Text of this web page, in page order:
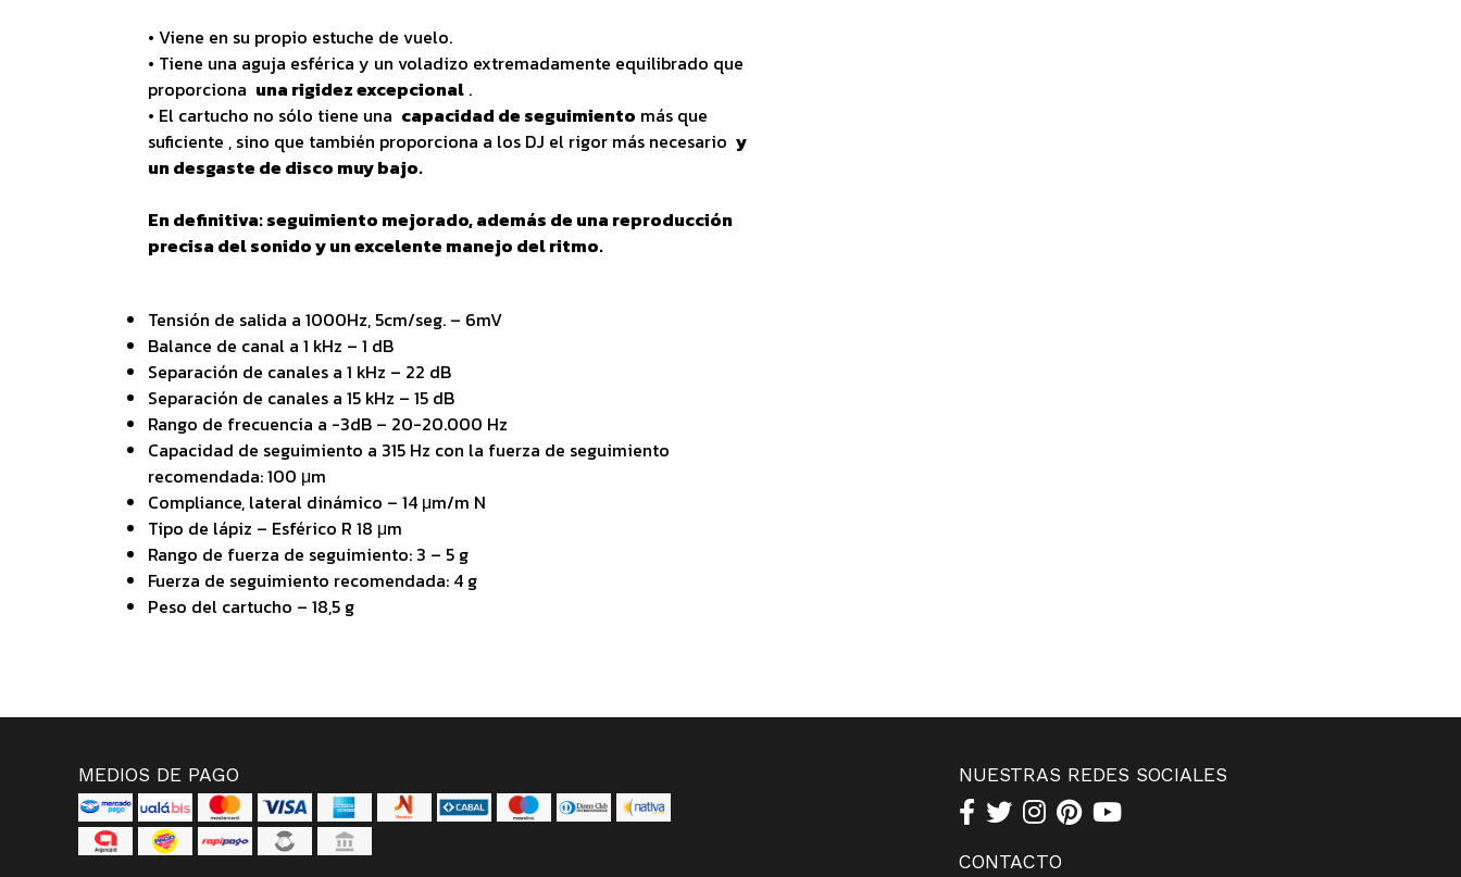
• Viene en su propio estuche de vuelo.
• Tiene una aguja esférica y un voladizo extremadamente equilibrado que
proporciona una rigidez excepcional.
• El cartucho no sólo tiene una capacidad de seguimiento más que
suficiente , sino que también proporciona a los DJ el rigor más necesario y
un desgaste de disco muy bajo.
En definitiva: seguimiento mejorado, además de una reproducción
precisa del sonido y un excelente manejo del ritmo.
Tensión de salida a 1000Hz, 5cm/seg. – 6mV
Balance de canal a 1 kHz – 1 dB
Separación de canales a 1 kHz – 22 dB
Separación de canales a 15 kHz – 15 dB
Rango de frecuencia a -3dB – 20-20.000 Hz
Capacidad de seguimiento a 315 Hz con la fuerza de seguimiento
recomendada: 100 μm
Compliance, lateral dinámico – 14 μm/m N
Tipo de lápiz – Esférico R 18 μm
Rango de fuerza de seguimiento: 3 – 5 g
Fuerza de seguimiento recomendada: 4 g
Peso del cartucho – 18,5 g
MEDIOS DE PAGO NUESTRAS REDES SOCIALES
CONTACTO